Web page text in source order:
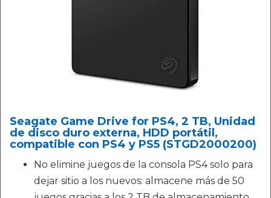
Seagate Game Drive for PS4, 2 TB, Unidad
de disco duro externa, HDD portátil,
compatible con PS4 y PS5 (STGD2000200)
No elimine juegos de la consola PS4 solo para
dejar sitio a los nuevos: almacene más de 50